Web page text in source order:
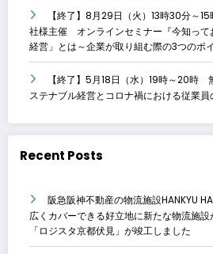
【終了】8月29日（火）13時30分～
社様主催 オンラインセミナー『今知って
経営」とは～企業が取り組む際の3つのポ
【終了】5月18日（水）19時～20時
ステナブル経営とコロナ禍における従業員
Recent Posts
阪急阪神不動産の物流施設HANKYU
広くカバーできる好立地に新たな物流施
「ロジスタ京都伏見」が竣工しました